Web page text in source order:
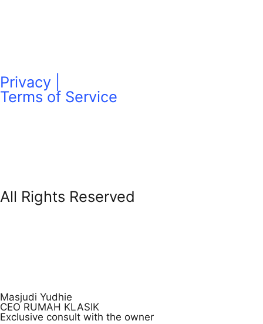
Privacy |
Terms of Service
All Rights Reserved
Masjudi Yudhie
CEO RUMAH KLASIK
Exclusive consult with the owner